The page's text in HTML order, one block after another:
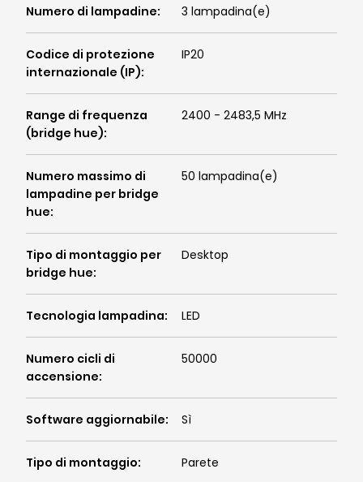
Numero di lampadine: 3 lampadina(e)
Codice di protezione
internazionale (IP):
IP20
Range di frequenza
(bridge hue):
2400 - 2483,5 MHz
Numero massimo di
lampadine per bridge
hue:
50 lampadina(e)
Tipo di montaggio per
bridge hue:
Desktop
Tecnologia lampadina: LED
Numero cicli di
accensione:
50000
Software aggiornabile: Sì
Tipo di montaggio: Parete